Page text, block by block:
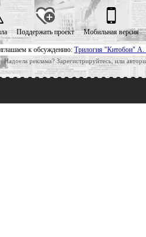
к обсуждению: Трилогия "Китобои" А.
Надоела реклама? Зарегистрируйтесь, или
Поддержать проект Мобильная версия